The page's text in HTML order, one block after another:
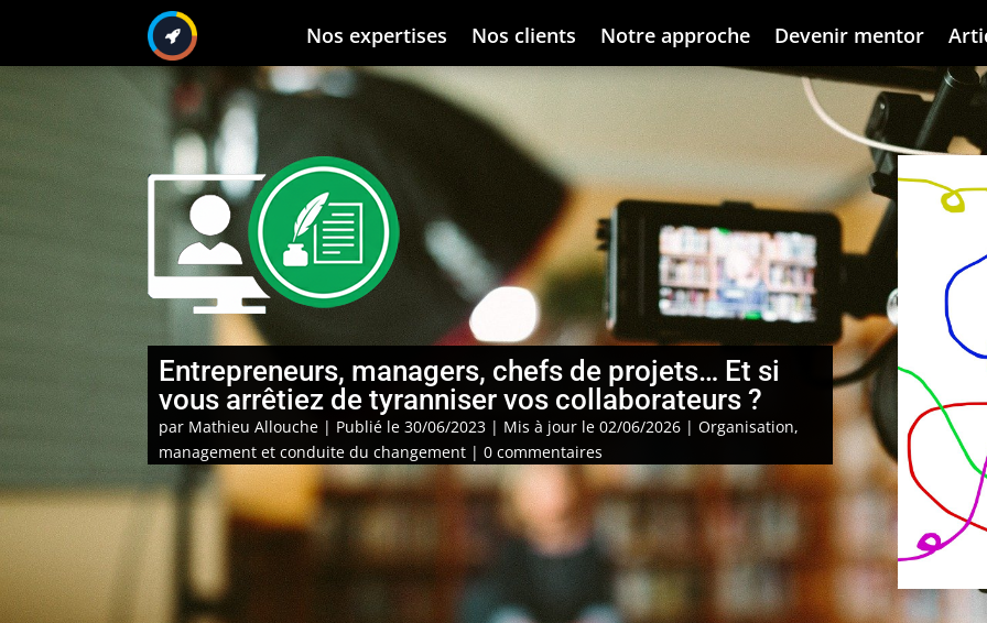
Nos expertises Nos clients Notre approche Devenir mentor
Entrepreneurs, managers, chefs de projets… Et si
vous arrêtiez de tyranniser vos collaborateurs ?
par Mathieu Allouche | Publié le 30/06/2023 | Mis à jour le 02/06/2026 |Organisation,
management et conduite du changement |0 commentaires